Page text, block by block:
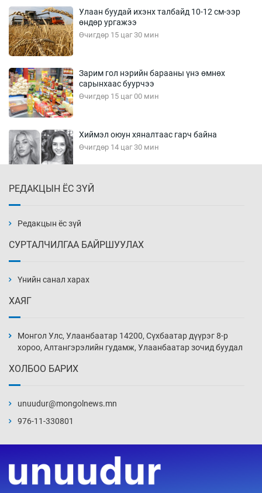
Улаан буудай ихэнх талбайд 10-12 см-ээр
өндөр ургажээ
Өчигдөр 15 цаг 30 мин
Зарим гол нэрийн барааны үнэ өмнөх
сарынхаас буурчээ
Өчигдөр 15 цаг 00 мин
Хиймэл оюун хяналтаас гарч байна
Өчигдөр 14 цаг 30 мин
Өчигдөр 14 цаг 00 мин
нэмэгджээ
Өчигдөр 13 цаг 30 мин
Өчигдөр 13 цаг 00 мин
Өчигдөр 12 цаг 30 мин
РЕДАКЦЫН ЁС ЗҮЙ
Редакцын ёс зүй
СУРТАЛЧИЛГАА БАЙРШУУЛАХ
Үнийн санал харах
ХАЯГ
Монгол Улс, Улаанбаатар 14200, Сүхбаатар дүүрэг 8-р
хороо, Алтангэрэлийн гудамж, Улаанбаатар зочид буудал
ХОЛБОО БАРИХ
unuudur@mongolnews.mn
976-11-330801